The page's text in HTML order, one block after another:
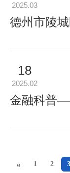
2025.03
德州市陵
18
2025.02
金融科普
« 1 2 3